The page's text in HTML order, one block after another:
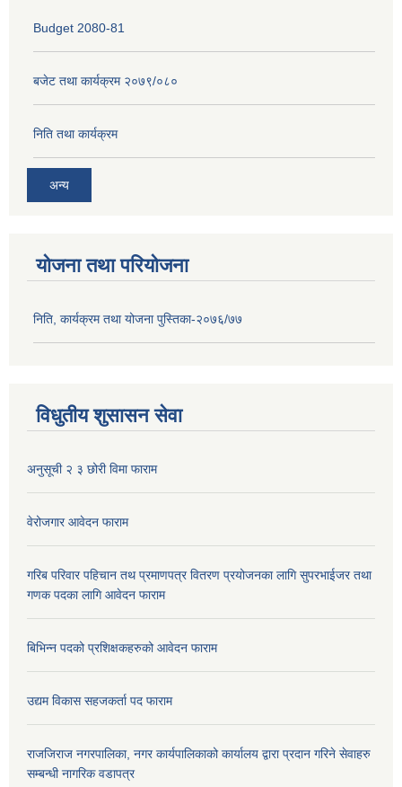
Budget 2080-81
बजेट तथा कार्यक्रम २०७९/०८०
निति तथा कार्यक्रम
अन्य
योजना तथा परियोजना
निति, कार्यक्रम तथा योजना पुस्तिका-२०७६/७७
विधुतीय शुसासन सेवा
अनुसूची २ ३ छोरी विमा फाराम
वेरोजगार आवेदन फाराम
गरिब परिवार पहिचान तथ प्रमाणपत्र वितरण प्रयोजनका लागि सुपरभाईजर तथा
गणक पदका लागि आवेदन फाराम
बिभिन्न पदको प्रशिक्षकहरुको आवेदन फाराम
उद्यम विकास सहजकर्ता पद फाराम
राजजिराज नगरपालिका, नगर कार्यपालिकाको कार्यालय द्वारा प्रदान गरिने सेवाहरु
सम्बन्धी नागरिक वडापत्र